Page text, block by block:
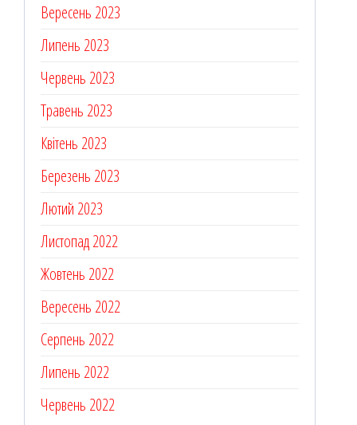
Вересень 2023
Липень 2023
Червень 2023
Травень 2023
Квітень 2023
Березень 2023
Лютий 2023
Листопад 2022
Жовтень 2022
Вересень 2022
Серпень 2022
Липень 2022
Червень 2022